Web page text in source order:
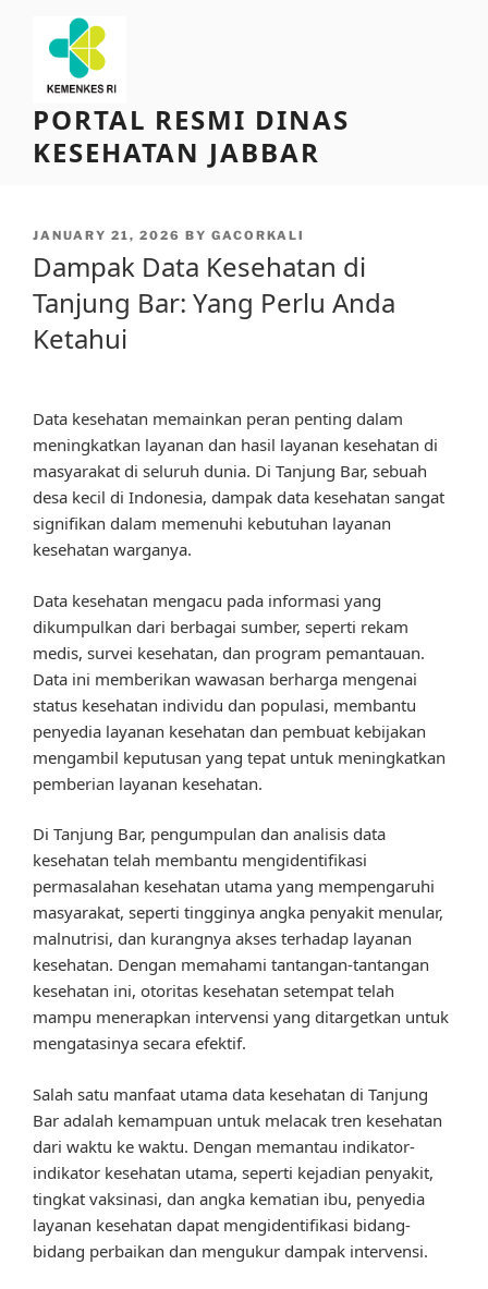
content
PORTAL RESMI DINAS
KESEHATAN JABBAR
POSTED
JANUARY 21, 2026 BY GACORKALI
Dampak Data Kesehatan di
Tanjung Bar: Yang Perlu Anda
Ketahui
Data kesehatan memainkan peran penting dalam
meningkatkan layanan dan hasil layanan kesehatan di
masyarakat di seluruh dunia. Di Tanjung Bar, sebuah
desa kecil di Indonesia, dampak data kesehatan sangat
signifikan dalam memenuhi kebutuhan layanan
kesehatan warganya.
Data kesehatan mengacu pada informasi yang
dikumpulkan dari berbagai sumber, seperti rekam
medis, survei kesehatan, dan program pemantauan.
Data ini memberikan wawasan berharga mengenai
status kesehatan individu dan populasi, membantu
penyedia layanan kesehatan dan pembuat kebijakan
mengambil keputusan yang tepat untuk meningkatkan
pemberian layanan kesehatan.
Di Tanjung Bar, pengumpulan dan analisis data
kesehatan telah membantu mengidentifikasi
permasalahan kesehatan utama yang mempengaruhi
masyarakat, seperti tingginya angka penyakit menular,
malnutrisi, dan kurangnya akses terhadap layanan
kesehatan. Dengan memahami tantangan-tantangan
kesehatan ini, otoritas kesehatan setempat telah
mampu menerapkan intervensi yang ditargetkan untuk
mengatasinya secara efektif.
Salah satu manfaat utama data kesehatan di Tanjung
Bar adalah kemampuan untuk melacak tren kesehatan
dari waktu ke waktu. Dengan memantau indikator-
indikator kesehatan utama, seperti kejadian penyakit,
tingkat vaksinasi, dan angka kematian ibu, penyedia
layanan kesehatan dapat mengidentifikasi bidang-
bidang perbaikan dan mengukur dampak intervensi.